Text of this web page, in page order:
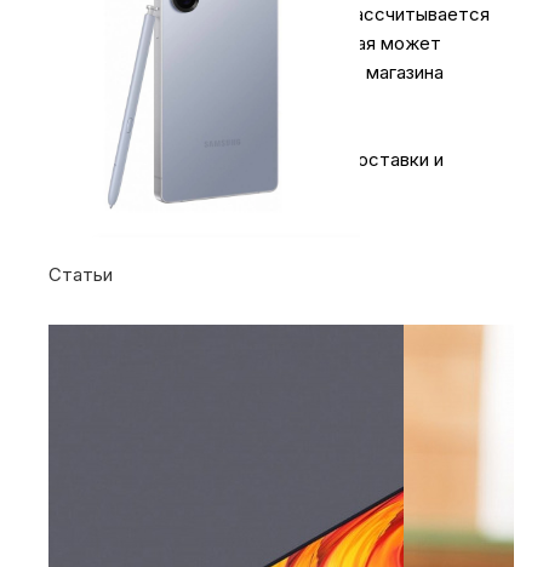
При оформлении заказа на сайте рассчитывается
примерная сумма доставки, которая может
измениться в силу не зависящих от магазина
Более подробная информация по доставки и
оплате на
Статьи